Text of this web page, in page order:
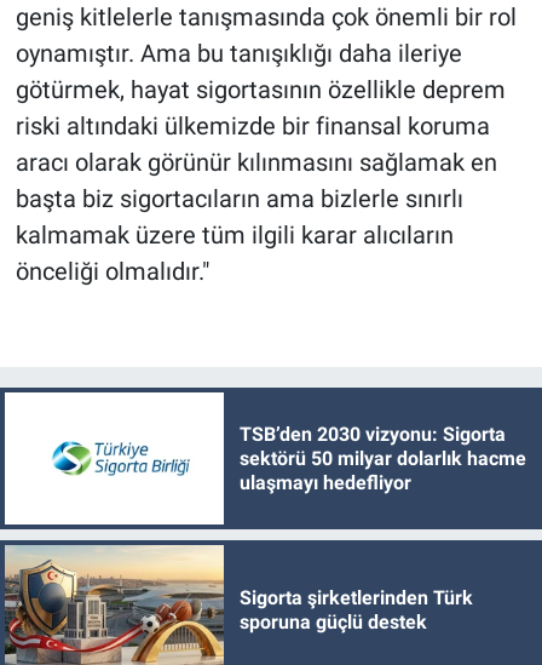
geniş kitlelerle tanışmasında çok önemli bir rol
oynamıştır. Ama bu tanışıklığı daha ileriye
götürmek, hayat sigortasının özellikle deprem
riski altındaki ülkemizde bir finansal koruma
aracı olarak görünür kılınmasını sağlamak en
başta biz sigortacıların ama bizlerle sınırlı
kalmamak üzere tüm ilgili karar alıcıların
önceliği olmalıdır."
TSB’den 2030 vizyonu: Sigorta
sektörü 50 milyar dolarlık hacme
ulaşmayı hedefliyor
Sigorta şirketlerinden Türk
sporuna güçlü destek